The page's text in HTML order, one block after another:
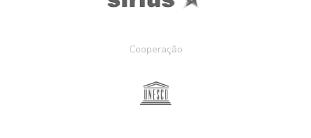
Cooperação